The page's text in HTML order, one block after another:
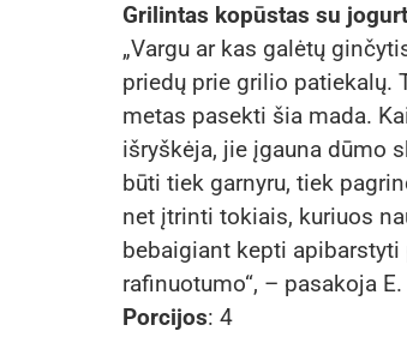
Grilintas kopūstas su
„Vargu ar kas galėtų
priedų prie grilio patiekalų.
metas pasekti šia mada.
išryškėja, jie įgauna dūmo
būti tiek garnyru, tiek
net įtrinti tokiais, kuriuos
bebaigiant kepti
rafinuotumo“, – pasakoja
Porcijos: 4